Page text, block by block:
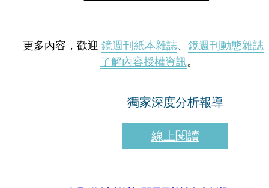
更多內容，歡迎 鏡週刊紙本雜誌、 鏡週刊動態雜誌
了解內容授權資訊。
獨家深度分析報導
線上閱讀